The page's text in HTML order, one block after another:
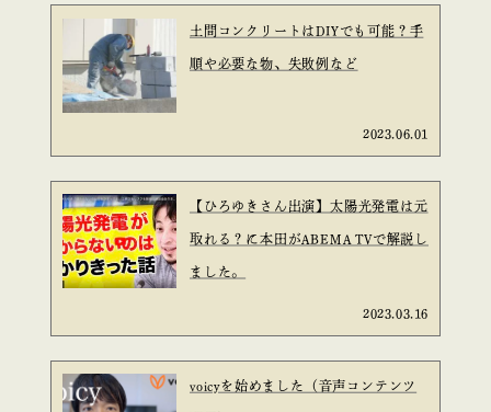
土間コンクリートはDIYでも可能？手
順や必要な物、失敗例など
2023.06.01
【ひろゆきさん出演】太陽光発電は元
取れる？に本田がABEMA TVで解説し
ました。
2023.03.16
voicyを始めました（音声コンテンツ